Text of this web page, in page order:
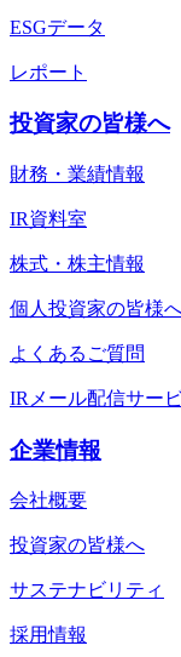
ESGデータ
レポート
投資家の皆様へ
財務・業績情報
IR資料室
株式・株主情報
個人投資家の皆様
よくあるご質問
IRメール配信サー
企業情報
会社概要
投資家の皆様へ
サステナビリティ
採用情報